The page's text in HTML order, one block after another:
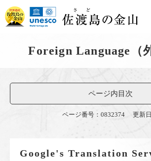
ー
ジ
ニ
ュ
Foreign Language（
ページ内目次
ページ番号：0832374 更新
Google's Translation